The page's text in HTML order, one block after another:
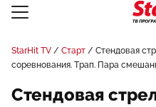
StarHit TV Старт
Стендовая
соревнования. Трап. Пара
Стендовая